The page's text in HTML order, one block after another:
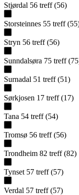
Stjørdal 56 treff (56)
Storsteinnes 55 treff (55
Stryn 56 treff (56)
Sunndalsøra 75 treff (75
Surnadal 51 treff (51)
Sørkjosen 17 treff (17)
Tana 54 treff (54)
Tromsø 56 treff (56)
Trondheim 82 treff (82)
Tynset 57 treff (57)
Verdal 57 treff (57)